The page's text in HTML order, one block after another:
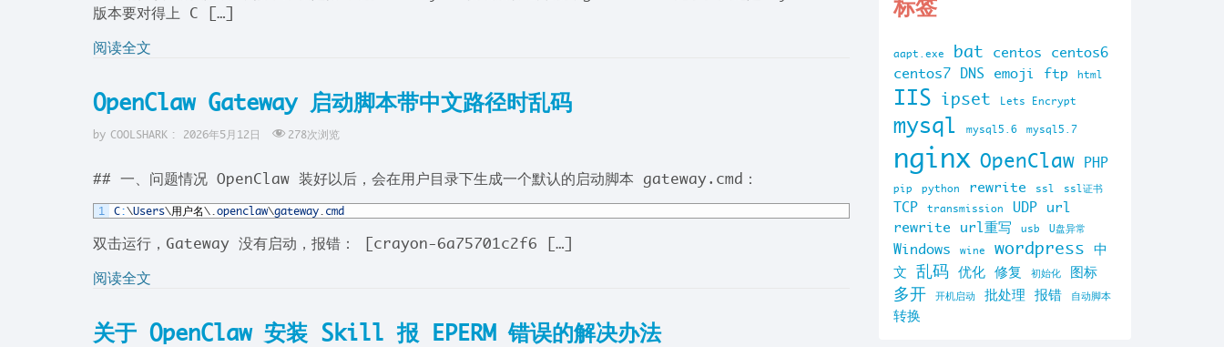
版本要对得上 C […]
阅读全文
OpenClaw Gateway 启动脚本带中文路径时乱码
by COOLSHARK : 2026年5月12日 278次浏览
## 一、问题情况 OpenClaw 装好以后，会在用户目录下生成一个默认的启动脚本 gateway.cmd：
1 C:\Users\用户名\.openclaw\gateway. cmd
双击运行，Gateway 没有启动，报错： [crayon-6a75701c2f6 […]
阅读全文
关于 OpenClaw 安装 Skill 报 EPERM 错误的解决办法
标签
aapt.exe bat centos
centos6
centos7 DNS emoji ftp html
IIS ipset Lets Encrypt
mysql mysql5.6 mysql5.7
nginx OpenClaw PHP
pip python rewrite ssl ssl证书
TCP transmission UDP url
rewrite
url重写 usb U盘异常
Windows wine wordpress 中
文 乱码 优化 修复 初始化 图标
多开 开机启动 批处理 报错 自动脚本
转换